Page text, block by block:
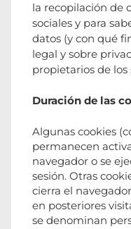
la recopilación de
sociales y para
datos (y con qué
legal y sobre
propietarios de los
Duración de las
Algunas cookies
permanecen
navegador o se
sesión. Otras
cierra el
en posteriores
se denominan